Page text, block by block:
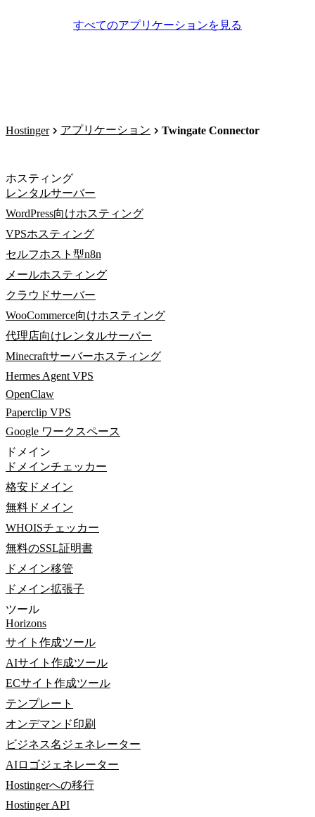
すべてのアプリケーションを見る
Hostinger アプリケーション Twingate Connector
ホスティング
レンタルサーバー
WordPress向けホスティング
VPSホスティング
セルフホスト型n8n
メールホスティング
クラウドサーバー
WooCommerce向けホスティング
代理店向けレンタルサーバー
Minecraftサーバーホスティング
Hermes Agent VPS
OpenClaw
Paperclip VPS
Google ワークスペース
ドメイン
ドメインチェッカー
格安ドメイン
無料ドメイン
WHOISチェッカー
無料のSSL証明書
ドメイン移管
ドメイン拡張子
ツール
Horizons
サイト作成ツール
AIサイト作成ツール
ECサイト作成ツール
テンプレート
オンデマンド印刷
ビジネス名ジェネレーター
AIロゴジェネレーター
Hostingerへの移行
Hostinger API